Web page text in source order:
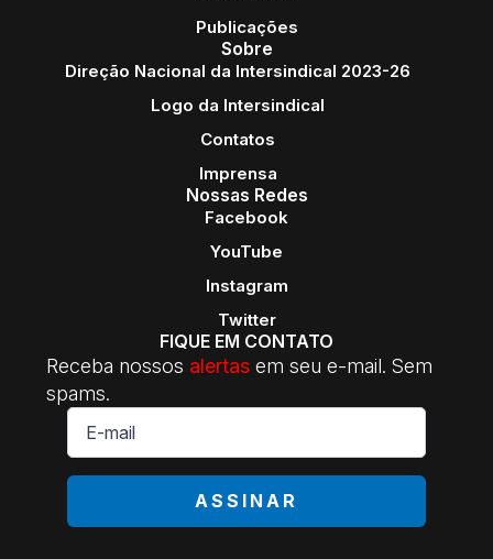
Publicações
Sobre
Direção Nacional da Intersindical 2023-26
Logo da Intersindical
Contatos
Imprensa
Nossas Redes
Facebook
YouTube
Instagram
Twitter
FIQUE EM CONTATO
Receba nossos alertas em seu e-mail. Sem
spams.
E-
mail
ASSINAR